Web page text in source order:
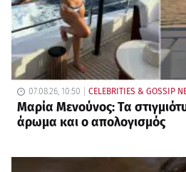
07.08.26, 10:50 CELEBRITIES & GOSSIP
Μαρία Μενούνος: Τα
άρωμα και ο απολογισμός